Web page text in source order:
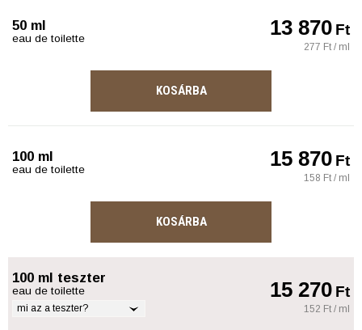
50 ml
eau de toilette 13 870Ft
277 Ft / ml
KOSÁRBA
100 ml
eau de toilette 15 870Ft
158 Ft / ml
KOSÁRBA
100 ml teszter
eau de toilette
mi az a teszter?
15 270Ft
152 Ft / ml